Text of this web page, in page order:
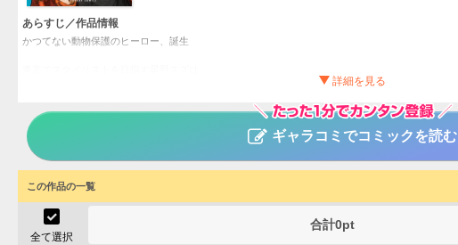
あらすじ／作品情報
かつてない動物保護のヒーロー、誕生
星野は、自分のことで精一杯な自分から変わりたいと思い始める…
汗にまみれ、動物にまみれ、日々を奮闘する者たちの人間ドラマ、開幕―!!
タイトル
作者
ジャンル
掲載誌
ギャラコミでコミックを読む
この作品の一覧
全て選択
合計0pt